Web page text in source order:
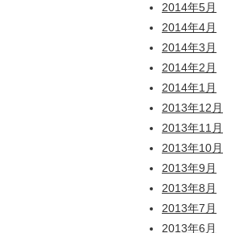
2014年5月
2014年4月
2014年3月
2014年2月
2014年1月
2013年12月
2013年11月
2013年10月
2013年9月
2013年8月
2013年7月
2013年6月